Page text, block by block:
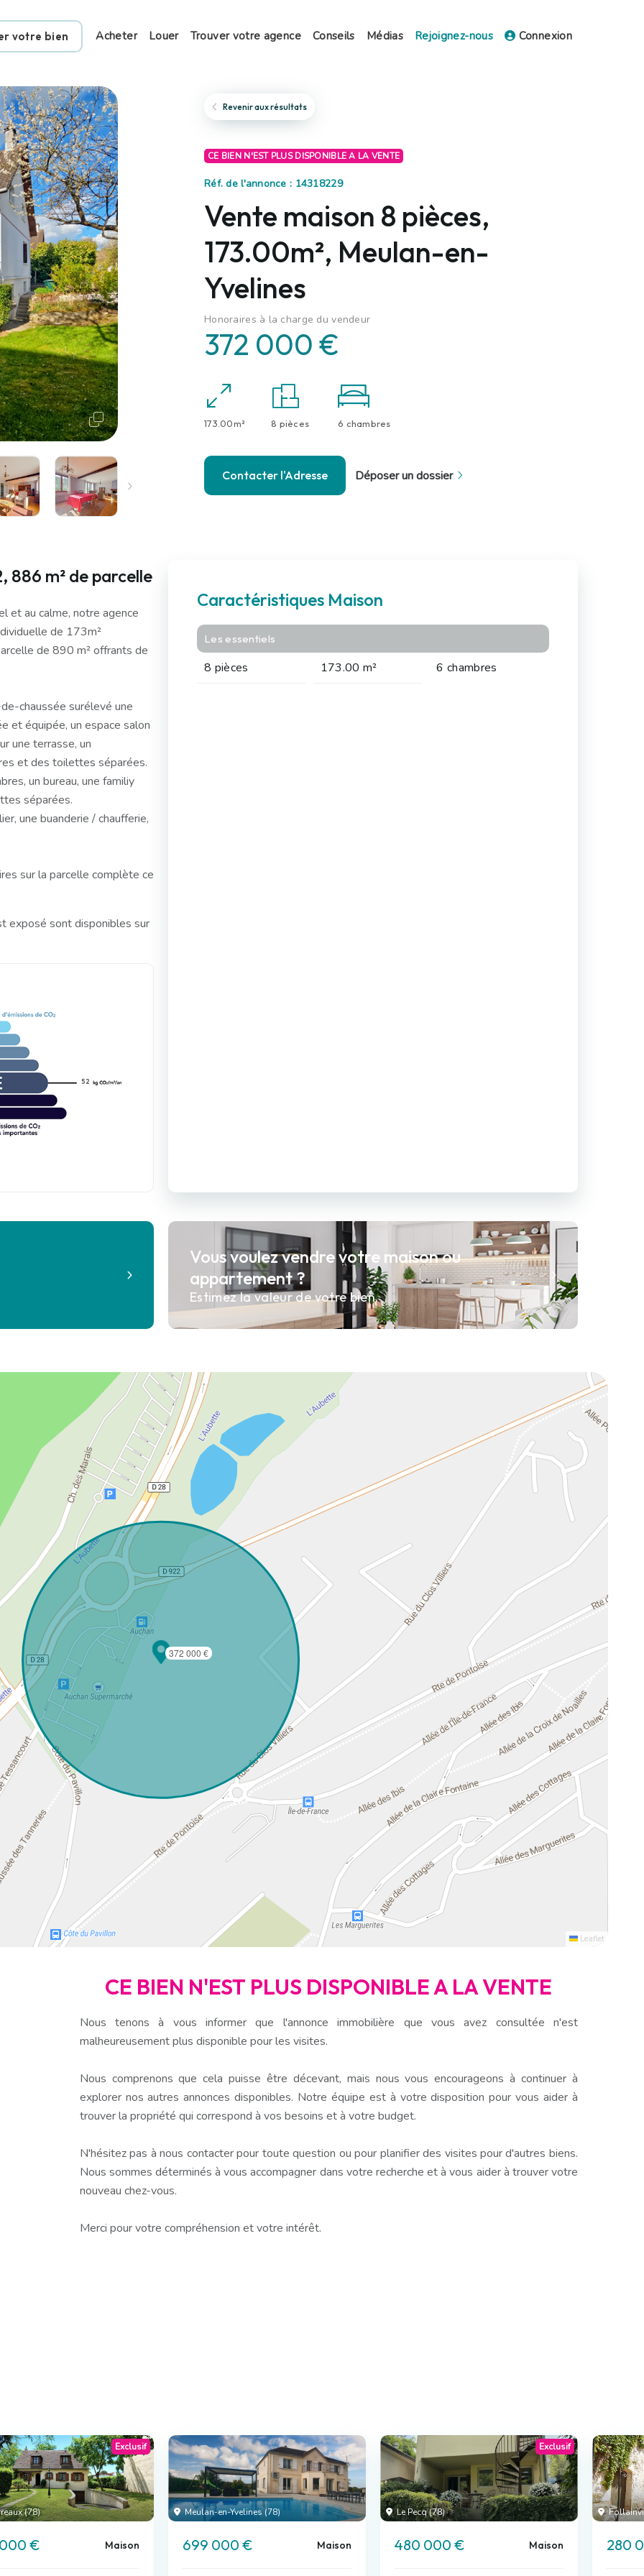
votre bien Acheter Louer Trouver votre agence Conseils Médias Rejoignez-nous Connexion
Revenir aux résultats
CE BIEN N'EST PLUS DISPONIBLE A LA VENTE
Réf. de l'annonce : 14318229
Vente maison 8 pièces,
173.00m², Meulan-en-
Yvelines
Honoraires à la charge du vendeur
372 000 €
173.00m² 8 pièces 6 chambres
Contacter l'Adresse Déposer un dossier
886 m² de parcelle
et au calme, notre agence
de 173m²
de 890 m² offrants de
chaussée surélevé une
et équipée, un espace salon
une terrasse, un
et des toilettes séparées.
un bureau, une familiy
séparées.
une buanderie / chaufferie,
sur la parcelle complète ce
exposé sont disponibles sur
52
Caractéristiques Maison
Les essentiels
8 pièces 173.00 m² 6 chambres
Vous voulez vendre votre maison ou
appartement ?
Estimez la valeur de votre bien.
372 000 €
Leaflet
CE BIEN N'EST PLUS DISPONIBLE A LA VENTE
Nous tenons à vous informer que l'annonce immobilière que vous avez consultée n'est
malheureusement plus disponible pour les visites.
Nous comprenons que cela puisse être décevant, mais nous vous encourageons à continuer à
explorer nos autres annonces disponibles. Notre équipe est à votre disposition pour vous aider à
trouver la propriété qui correspond à vos besoins et à votre budget.
N'hésitez pas à nous contacter pour toute question ou pour planifier des visites pour d'autres biens.
Nous sommes déterminés à vous accompagner dans votre recherche et à vous aider à trouver votre
nouveau chez-vous.
Merci pour votre compréhension et votre intérêt.
(78)
Exclusif
€ Maison
Meulan-en-Yvelines (78)
699 000 € Maison
Le Pecq (78)
Exclusif
480 000 € Maison 280